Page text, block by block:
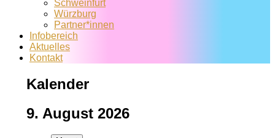
Schweinfurt
Würzburg
Partner*innen
Infobereich
Aktuelles
Kontakt
Kalender
9. August 2026